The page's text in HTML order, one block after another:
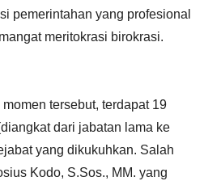
pemerintahan yang profesional
meritokrasi birokrasi.
tersebut, terdapat 19
dari jabatan lama ke
yang dikukuhkan. Salah
Kodo, S.Sos., MM. yang